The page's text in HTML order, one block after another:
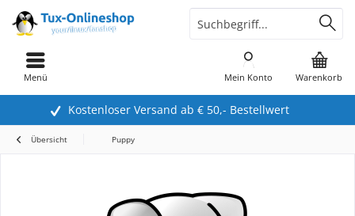
Kostenloser Versand ab € 50,- Bestellwert
Warenkorb
Mein Konto
Menü
Übersicht Puppy